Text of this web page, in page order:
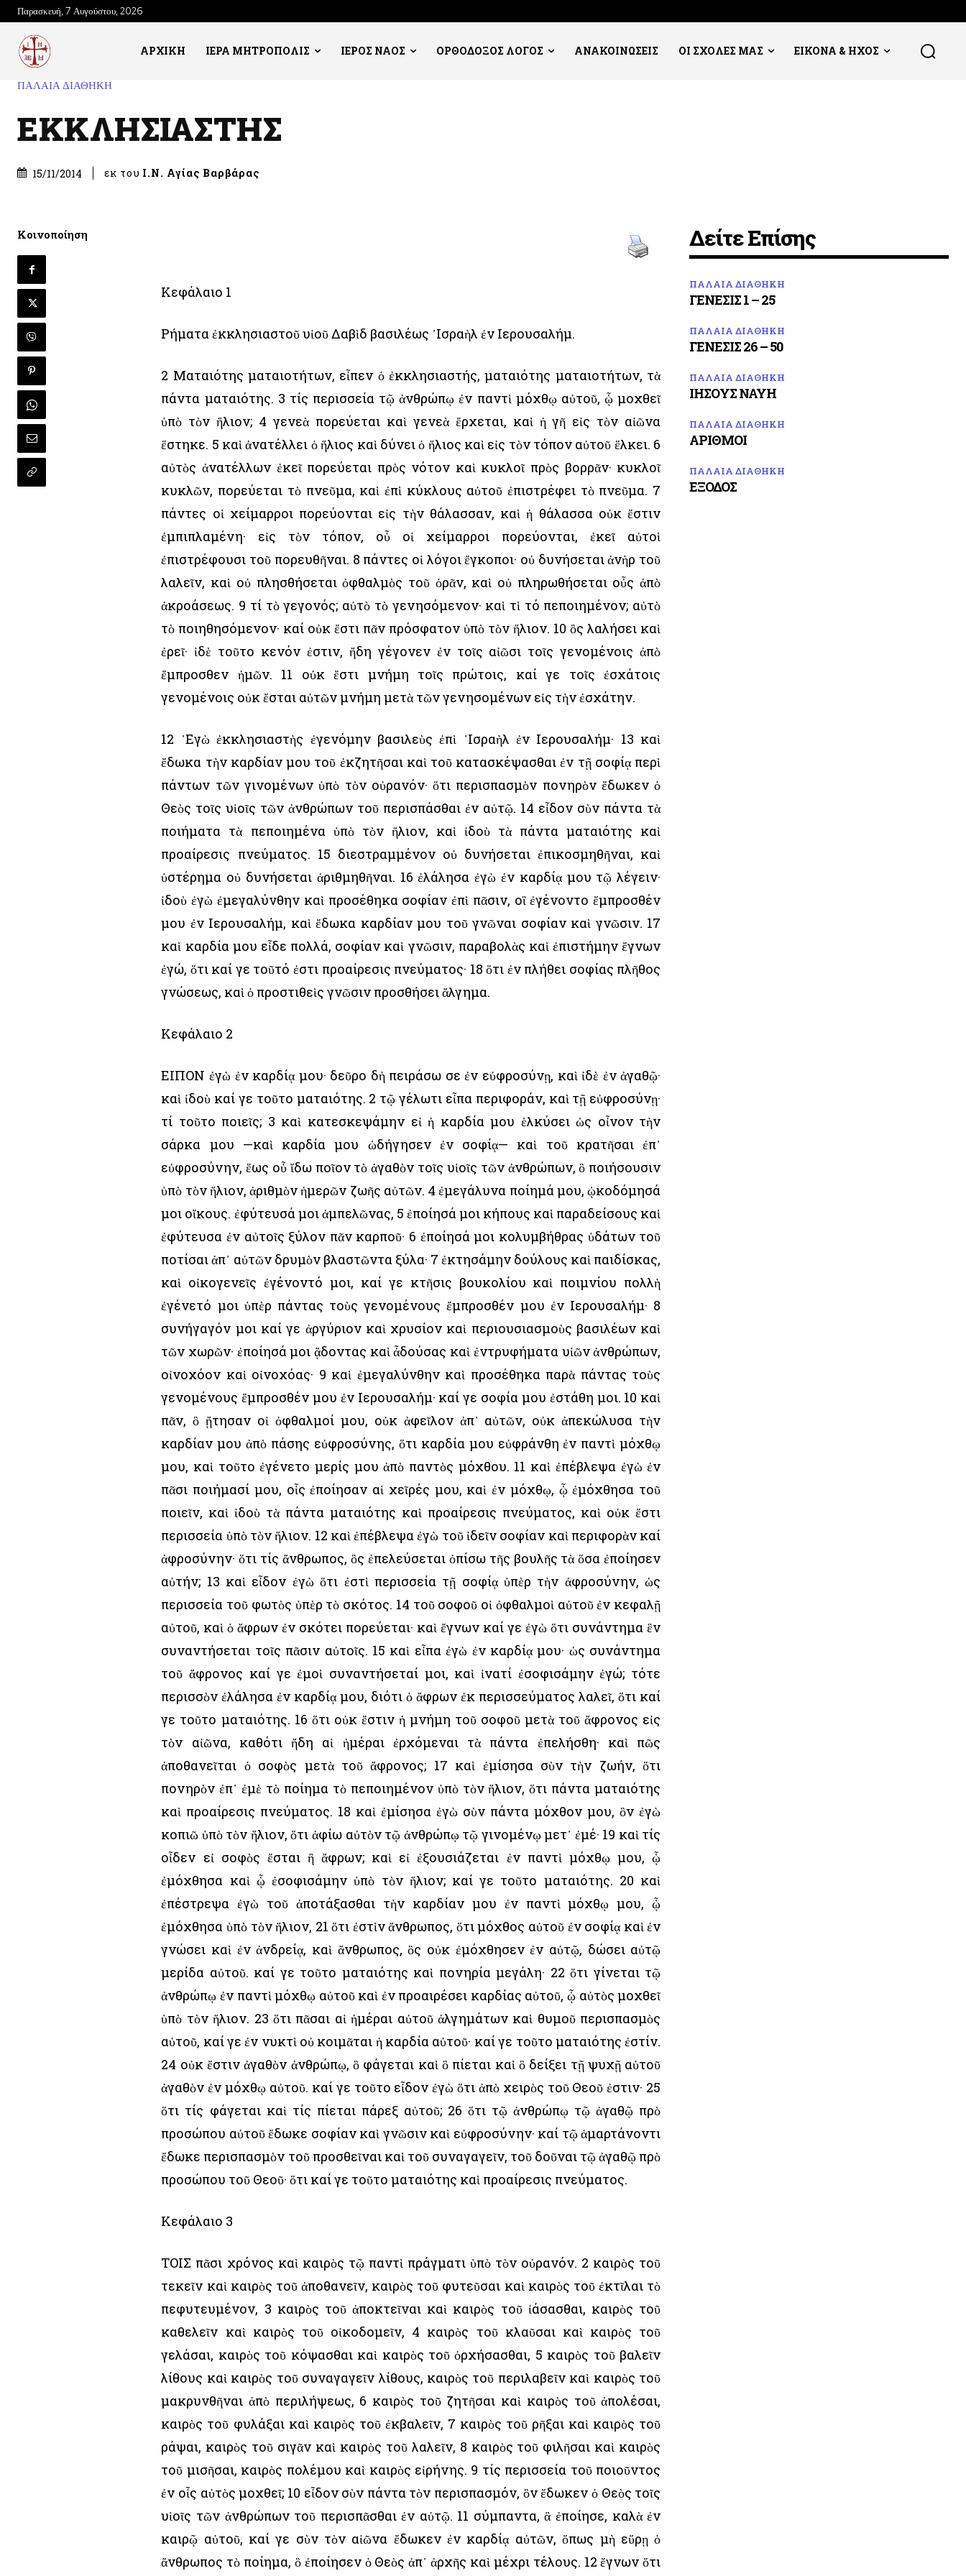
Παρασκευή, 7 Αυγούστου, 2026
ΑΡΧΙΚΗ ΙΕΡΑ ΜΗΤΡΟΠΟΛΙΣ ΙΕΡΟΣ ΝΑΟΣ ΟΡΘΟΔΟΞΟΣ ΛΟΓΟΣ ΑΝΑΚΟΙΝΩΣΕΙΣ ΟΙ ΣΧΟΛΕΣ ΜΑΣ ΕΙΚΟΝΑ & ΗΧΟΣ
ΠΑΛΑΙΑ ΔΙΑΘΗΚΗ
ΕΚΚΛΗΣΙΑΣΤΗΣ
15/11/2014 εκ του Ι.Ν. Αγίας Βαρβάρας
Κοινοποίηση
Κεφάλαιο 1
Ρήματα ἐκκλησιαστοῦ υἱοῦ Δαβὶδ βασιλέως ᾿Ισραὴλ ἐν ῾Ιερουσαλήμ.
2 Ματαιότης ματαιοτήτων, εἶπεν ὁ ἐκκλησιαστής, ματαιότης ματαιοτήτων, τὰ
πάντα ματαιότης. 3 τίς περισσεία τῷ ἀνθρώπῳ ἐν παντὶ μόχθῳ αὐτοῦ, ᾧ μοχθεῖ
ὑπὸ τὸν ἥλιον; 4 γενεὰ πορεύεται καὶ γενεὰ ἔρχεται, καὶ ἡ γῆ εἰς τὸν αἰῶνα
ἕστηκε. 5 καὶ ἀνατέλλει ὁ ἥλιος καὶ δύνει ὁ ἥλιος καὶ εἰς τὸν τόπον αὐτοῦ ἕλκει. 6
αὐτὸς ἀνατέλλων ἐκεῖ πορεύεται πρὸς νότον καὶ κυκλοῖ πρὸς βορρᾶν· κυκλοῖ
κυκλῶν, πορεύεται τὸ πνεῦμα, καὶ ἐπὶ κύκλους αὐτοῦ ἐπιστρέφει τὸ πνεῦμα. 7
πάντες οἱ χείμαρροι πορεύονται εἰς τὴν θάλασσαν, καὶ ἡ θάλασσα οὐκ ἔστιν
ἐμπιπλαμένη· εἰς τὸν τόπον, οὗ οἱ χείμαρροι πορεύονται, ἐκεῖ αὐτοὶ
ἐπιστρέφουσι τοῦ πορευθῆναι. 8 πάντες οἱ λόγοι ἔγκοποι· οὐ δυνήσεται ἀνὴρ τοῦ
λαλεῖν, καὶ οὐ πλησθήσεται ὀφθαλμὸς τοῦ ὁρᾶν, καὶ οὐ πληρωθήσεται οὖς ἀπὸ
ἀκροάσεως. 9 τί τὸ γεγονός; αὐτὸ τὸ γενησόμενον· καὶ τὶ τό πεποιημένον; αὐτὸ
τὸ ποιηθησόμενον· καί οὐκ ἔστι πᾶν πρόσφατον ὑπὸ τὸν ἥλιον. 10 ὃς λαλήσει καὶ
ἐρεῖ· ἰδὲ τοῦτο κενόν ἐστιν, ἤδη γέγονεν ἐν τοῖς αἰῶσι τοῖς γενομένοις ἀπὸ
ἔμπροσθεν ἡμῶν. 11 οὐκ ἔστι μνήμη τοῖς πρώτοις, καί γε τοῖς ἐσχάτοις
γενομένοις οὐκ ἔσται αὐτῶν μνήμη μετὰ τῶν γενησομένων εἰς τὴν ἐσχάτην.
12 ᾿Εγὼ ἐκκλησιαστὴς ἐγενόμην βασιλεὺς ἐπὶ ᾿Ισραὴλ ἐν ῾Ιερουσαλήμ· 13 καὶ
ἔδωκα τὴν καρδίαν μου τοῦ ἐκζητῆσαι καὶ τοῦ κατασκέψασθαι ἐν τῇ σοφίᾳ περὶ
πάντων τῶν γινομένων ὑπὸ τὸν οὐρανόν· ὅτι περισπασμὸν πονηρὸν ἔδωκεν ὁ
Θεὸς τοῖς υἱοῖς τῶν ἀνθρώπων τοῦ περισπάσθαι ἐν αὐτῷ. 14 εἶδον σὺν πάντα τὰ
ποιήματα τὰ πεποιημένα ὑπὸ τὸν ἥλιον, καὶ ἰδοὺ τὰ πάντα ματαιότης καὶ
προαίρεσις πνεύματος. 15 διεστραμμένον οὐ δυνήσεται ἐπικοσμηθῆναι, καὶ
ὑστέρημα οὐ δυνήσεται ἀριθμηθῆναι. 16 ἐλάλησα ἐγὼ ἐν καρδίᾳ μου τῷ λέγειν·
ἰδοὺ ἐγὼ ἐμεγαλύνθην καὶ προσέθηκα σοφίαν ἐπὶ πᾶσιν, οἳ ἐγένοντο ἔμπροσθέν
μου ἐν ῾Ιερουσαλήμ, καὶ ἔδωκα καρδίαν μου τοῦ γνῶναι σοφίαν καὶ γνῶσιν. 17
καὶ καρδία μου εἶδε πολλά, σοφίαν καὶ γνῶσιν, παραβολὰς καὶ ἐπιστήμην ἔγνων
ἐγώ, ὅτι καί γε τοῦτό ἐστι προαίρεσις πνεύματος· 18 ὅτι ἐν πλήθει σοφίας πλῆθος
γνώσεως, καὶ ὁ προστιθεὶς γνῶσιν προσθήσει ἄλγημα.
Κεφάλαιο 2
ΕΙΠΟΝ ἐγὼ ἐν καρδίᾳ μου· δεῦρο δὴ πειράσω σε ἐν εὐφροσύνῃ, καὶ ἰδὲ ἐν ἀγαθῷ·
καὶ ἰδοὺ καί γε τοῦτο ματαιότης. 2 τῷ γέλωτι εἶπα περιφοράν, καὶ τῇ εὐφροσύνῃ·
τί τοῦτο ποιεῖς; 3 καὶ κατεσκεψάμην εἰ ἡ καρδία μου ἑλκύσει ὡς οἶνον τὴν
σάρκα μου —καὶ καρδία μου ὡδήγησεν ἐν σοφίᾳ— καὶ τοῦ κρατῆσαι ἐπ᾿
εὐφροσύνην, ἕως οὗ ἴδω ποῖον τὸ ἀγαθὸν τοῖς υἱοῖς τῶν ἀνθρώπων, ὃ ποιήσουσιν
ὑπὸ τὸν ἥλιον, ἀριθμὸν ἡμερῶν ζωῆς αὐτῶν. 4 ἐμεγάλυνα ποίημά μου, ᾠκοδόμησά
μοι οἴκους. ἐφύτευσά μοι ἀμπελῶνας, 5 ἐποίησά μοι κήπους καὶ παραδείσους καὶ
ἐφύτευσα ἐν αὐτοῖς ξύλον πᾶν καρποῦ· 6 ἐποίησά μοι κολυμβήθρας ὑδάτων τοῦ
ποτίσαι ἀπ᾿ αὐτῶν δρυμὸν βλαστῶντα ξύλα· 7 ἐκτησάμην δούλους καὶ παιδίσκας,
καὶ οἰκογενεῖς ἐγένοντό μοι, καί γε κτῆσις βουκολίου καὶ ποιμνίου πολλὴ
ἐγένετό μοι ὑπὲρ πάντας τοὺς γενομένους ἔμπροσθέν μου ἐν ῾Ιερουσαλήμ· 8
συνήγαγόν μοι καί γε ἀργύριον καὶ χρυσίον καὶ περιουσιασμοὺς βασιλέων καὶ
τῶν χωρῶν· ἐποίησά μοι ᾄδοντας καὶ ἆδούσας καὶ ἐντρυφήματα υἱῶν ἀνθρώπων,
οἰνοχόον καὶ οἰνοχόας· 9 καὶ ἐμεγαλύνθην καὶ προσέθηκα παρὰ πάντας τοὺς
γενομένους ἔμπροσθέν μου ἐν ῾Ιερουσαλήμ· καί γε σοφία μου ἐστάθη μοι. 10 καὶ
πᾶν, ὃ ᾔτησαν οἱ ὀφθαλμοί μου, οὐκ ἀφεῖλον ἀπ᾿ αὐτῶν, οὐκ ἀπεκώλυσα τὴν
καρδίαν μου ἀπὸ πάσης εὐφροσύνης, ὅτι καρδία μου εὐφράνθη ἐν παντὶ μόχθῳ
μου, καὶ τοῦτο ἐγένετο μερίς μου ἀπὸ παντὸς μόχθου. 11 καὶ ἐπέβλεψα ἐγὼ ἐν
πᾶσι ποιήμασί μου, οἷς ἐποίησαν αἱ χεῖρές μου, καὶ ἐν μόχθῳ, ᾧ ἐμόχθησα τοῦ
ποιεῖν, καὶ ἰδοὺ τὰ πάντα ματαιότης καὶ προαίρεσις πνεύματος, καὶ οὐκ ἔστι
περισσεία ὑπὸ τὸν ἥλιον. 12 καὶ ἐπέβλεψα ἐγὼ τοῦ ἰδεῖν σοφίαν καὶ περιφορὰν καί
ἀφροσύνην· ὅτι τίς ἄνθρωπος, ὃς ἐπελεύσεται ὀπίσω τῆς βουλῆς τὰ ὅσα ἐποίησεν
αὐτήν; 13 καὶ εἶδον ἐγὼ ὅτι ἐστὶ περισσεία τῇ σοφίᾳ ὑπὲρ τὴν ἀφροσύνην, ὡς
περισσεία τοῦ φωτὸς ὑπὲρ τὸ σκότος. 14 τοῦ σοφοῦ οἱ ὀφθαλμοὶ αὐτοῦ ἐν κεφαλῇ
αὐτοῦ, καὶ ὁ ἄφρων ἐν σκότει πορεύεται· καὶ ἔγνων καί γε ἐγὼ ὅτι συνάντημα ἓν
συναντήσεται τοῖς πᾶσιν αὐτοῖς. 15 καὶ εἶπα ἐγὼ ἐν καρδίᾳ μου· ὡς συνάντημα
τοῦ ἄφρονος καί γε ἐμοὶ συναντήσεταί μοι, καὶ ἱνατί ἐσοφισάμην ἐγώ; τότε
περισσὸν ἐλάλησα ἐν καρδίᾳ μου, διότι ὁ ἄφρων ἐκ περισσεύματος λαλεῖ, ὅτι καί
γε τοῦτο ματαιότης. 16 ὅτι οὐκ ἔστιν ἡ μνήμη τοῦ σοφοῦ μετὰ τοῦ ἄφρονος εἰς
τὸν αἰῶνα, καθότι ἤδη αἱ ἡμέραι ἐρχόμεναι τὰ πάντα ἐπελήσθη· καὶ πῶς
ἀποθανεῖται ὁ σοφὸς μετὰ τοῦ ἄφρονος; 17 καὶ ἐμίσησα σὺν τὴν ζωήν, ὅτι
πονηρὸν ἐπ᾿ ἐμὲ τὸ ποίημα τὸ πεποιημένον ὑπὸ τὸν ἥλιον, ὅτι πάντα ματαιότης
καὶ προαίρεσις πνεύματος. 18 καὶ ἐμίσησα ἐγὼ σὺν πάντα μόχθον μου, ὃν ἐγὼ
κοπιῶ ὑπὸ τὸν ἥλιον, ὅτι ἀφίω αὐτὸν τῷ ἀνθρώπῳ τῷ γινομένῳ μετ᾿ ἐμέ· 19 καὶ τίς
οἶδεν εἰ σοφὸς ἔσται ἢ ἄφρων; καὶ εἰ ἐξουσιάζεται ἐν παντὶ μόχθῳ μου, ᾧ
ἐμόχθησα καὶ ᾧ ἐσοφισάμην ὑπὸ τὸν ἥλιον; καί γε τοῦτο ματαιότης. 20 καὶ
ἐπέστρεψα ἐγὼ τοῦ ἀποτάξασθαι τὴν καρδίαν μου ἐν παντὶ μόχθῳ μου, ᾧ
ἐμόχθησα ὑπὸ τὸν ἥλιον, 21 ὅτι ἐστὶν ἄνθρωπος, ὅτι μόχθος αὐτοῦ ἐν σοφίᾳ καὶ ἐν
γνώσει καὶ ἐν ἀνδρείᾳ, καὶ ἄνθρωπος, ὃς οὐκ ἐμόχθησεν ἐν αὐτῷ, δώσει αὐτῷ
μερίδα αὐτοῦ. καί γε τοῦτο ματαιότης καὶ πονηρία μεγάλη· 22 ὅτι γίνεται τῷ
ἀνθρώπῳ ἐν παντὶ μόχθῳ αὐτοῦ καὶ ἐν προαιρέσει καρδίας αὐτοῦ, ᾧ αὐτὸς μοχθεῖ
ὑπὸ τὸν ἥλιον. 23 ὅτι πᾶσαι αἱ ἡμέραι αὐτοῦ ἀλγημάτων καὶ θυμοῦ περισπασμὸς
αὐτοῦ, καί γε ἐν νυκτὶ οὐ κοιμᾶται ἡ καρδία αὐτοῦ· καί γε τοῦτο ματαιότης ἐστίν.
24 οὐκ ἔστιν ἀγαθὸν ἀνθρώπῳ, ὃ φάγεται καὶ ὃ πίεται καὶ ὃ δείξει τῇ ψυχῇ αὐτοῦ
ἀγαθὸν ἐν μόχθῳ αὐτοῦ. καί γε τοῦτο εἶδον ἐγὼ ὅτι ἀπὸ χειρὸς τοῦ Θεοῦ ἐστιν· 25
ὅτι τίς φάγεται καὶ τίς πίεται πάρεξ αὐτοῦ; 26 ὅτι τῷ ἀνθρώπῳ τῷ ἀγαθῷ πρὸ
προσώπου αὐτοῦ ἔδωκε σοφίαν καὶ γνῶσιν καὶ εὐφροσύνην· καί τῷ ἁμαρτάνοντι
ἔδωκε περισπασμὸν τοῦ προσθεῖναι καὶ τοῦ συναγαγεῖν, τοῦ δοῦναι τῷ ἀγαθῷ πρὸ
προσώπου τοῦ Θεοῦ· ὅτι καί γε τοῦτο ματαιότης καὶ προαίρεσις πνεύματος.
Κεφάλαιο 3
ΤΟΙΣ πᾶσι χρόνος καὶ καιρὸς τῷ παντὶ πράγματι ὑπὸ τὸν οὐρανόν. 2 καιρὸς τοῦ
τεκεῖν καὶ καιρὸς τοῦ ἀποθανεῖν, καιρὸς τοῦ φυτεῦσαι καὶ καιρὸς τοῦ ἐκτῖλαι τὸ
πεφυτευμένον, 3 καιρὸς τοῦ ἀποκτεῖναι καὶ καιρὸς τοῦ ἰάσασθαι, καιρὸς τοῦ
καθελεῖν καὶ καιρὸς τοῦ οἰκοδομεῖν, 4 καιρὸς τοῦ κλαῦσαι καὶ καιρὸς τοῦ
γελάσαι, καιρὸς τοῦ κόψασθαι καὶ καιρὸς τοῦ ὀρχήσασθαι, 5 καιρὸς τοῦ βαλεῖν
λίθους καὶ καιρὸς τοῦ συναγαγεῖν λίθους, καιρὸς τοῦ περιλαβεῖν καὶ καιρὸς τοῦ
μακρυνθῆναι ἀπὸ περιλήψεως, 6 καιρὸς τοῦ ζητῆσαι καὶ καιρὸς τοῦ ἀπολέσαι,
καιρὸς τοῦ φυλάξαι καὶ καιρὸς τοῦ ἐκβαλεῖν, 7 καιρὸς τοῦ ρῆξαι καὶ καιρὸς τοῦ
ράψαι, καιρὸς τοῦ σιγᾶν καὶ καιρὸς τοῦ λαλεῖν, 8 καιρὸς τοῦ φιλῆσαι καὶ καιρὸς
τοῦ μισῆσαι, καιρὸς πολέμου καὶ καιρὸς εἰρήνης. 9 τίς περισσεία τοῦ ποιοῦντος
ἐν οἷς αὐτὸς μοχθεῖ; 10 εἶδον σὺν πάντα τὸν περισπασμόν, ὃν ἔδωκεν ὁ Θεὸς τοῖς
υἱοῖς τῶν ἀνθρώπων τοῦ περισπᾶσθαι ἐν αὐτῷ. 11 σύμπαντα, ἃ ἐποίησε, καλὰ ἐν
καιρῷ αὐτοῦ, καί γε σὺν τὸν αἰῶνα ἔδωκεν ἐν καρδίᾳ αὐτῶν, ὅπως μὴ εὕρῃ ὁ
ἄνθρωπος τὸ ποίημα, ὃ ἐποίησεν ὁ Θεὸς ἀπ᾿ ἀρχῆς καὶ μέχρι τέλους. 12 ἔγνων ὅτι
Δείτε Επίσης
ΠΑΛΑΙΑ ΔΙΑΘΗΚΗ
ΓΕΝΕΣΙΣ 1 – 25
ΠΑΛΑΙΑ ΔΙΑΘΗΚΗ
ΓΕΝΕΣΙΣ 26 – 50
ΠΑΛΑΙΑ ΔΙΑΘΗΚΗ
ΙΗΣΟΥΣ ΝΑΥΗ
ΠΑΛΑΙΑ ΔΙΑΘΗΚΗ
ΑΡΙΘΜΟΙ
ΠΑΛΑΙΑ ΔΙΑΘΗΚΗ
ΕΞΟΔΟΣ